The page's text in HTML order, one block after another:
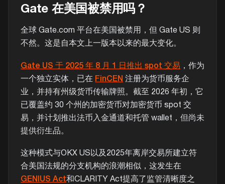
Gate 在美国被禁用吗？
全球 Gate.com 平台在美国被禁用，但 Gate US 则
不然。这是自本文上一版本以来的最大变化。
Gate US 于 2025 年 8 月 1 日推出 spot 交易 ，作为
一个独立实体，已在 FinCEN 注册为货币服务企
业，并持有州级货币传输牌照。截至 2026 年初，它
已覆盖约 30 个州的加密货币对加密货币 spot 交
易，并计划推出法币入金通道和托管 wallet，但尚未
提供衍生品。
这种模式与OKX US以及2025年离岸交易所建立符
合美国法规的分支机构的浪潮相似，这发生在
GENIUS Act和CLARITY Act提高了监管清晰度之